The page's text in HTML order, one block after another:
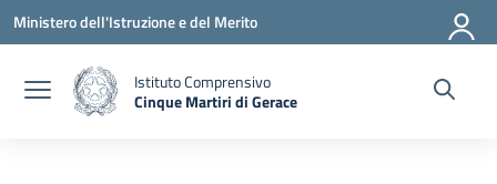
Vai ai contenuti
Vai al menu di navigazione
Vai al footer
Ministero dell'Istruzione e del Merito
Istituto Comprensivo
Cinque Martiri di Gerace